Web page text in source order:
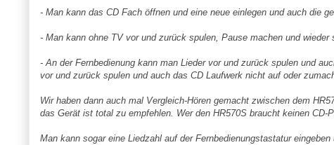
- Man kann das CD Fach öffnen und eine neue einlegen und auch die
- Man kann ohne TV vor und zurück spulen, Pause machen und wieder
- An der Fernbedienung kann man Lieder vor und zurück spulen und
vor und zurück spulen und auch das CD Laufwerk nicht auf oder
Wir haben dann auch mal Vergleich-Hören gemacht zwischen dem
das Gerät ist total zu empfehlen. Wer den HR570S braucht keinen CD-
Man kann sogar eine Liedzahl auf der Fernbedienungstastatur